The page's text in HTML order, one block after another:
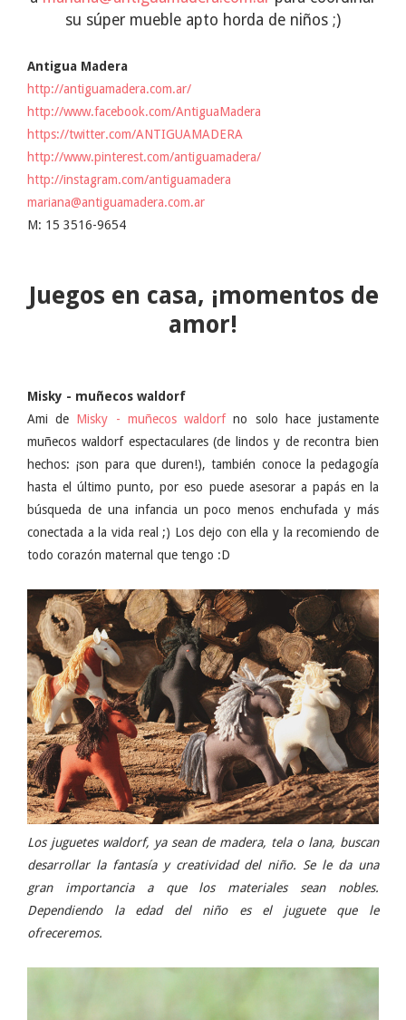
su súper mueble apto horda de niños ;)
Antigua Madera
http://antiguamadera.com.ar/
http://www.facebook.com/AntiguaMadera
https://twitter.com/ANTIGUAMADERA
http://www.pinterest.com/antiguamadera/
http://instagram.com/antiguamadera
mariana@antiguamadera.com.ar
M: 15 3516-9654
Juegos en casa, ¡momentos de
amor!
Misky - muñecos waldorf
Ami de Misky - muñecos waldorfno solo hace justamente
muñecos waldorf espectaculares (de lindos y de recontra bien
hechos: ¡son para que duren!), también conoce la pedagogía
hasta el último punto, por eso puede asesorar a papás en la
búsqueda de una infancia un poco menos enchufada y más
conectada a la vida real ;) Los dejo con ella y la recomiendo de
todo corazón maternal que tengo :D
Los juguetes waldorf, ya sean de madera, tela o lana, buscan
desarrollar la fantasía y creatividad del niño. Se le da una
gran importancia a que los materiales sean nobles.
Dependiendo la edad del niño es el juguete que le
ofreceremos.